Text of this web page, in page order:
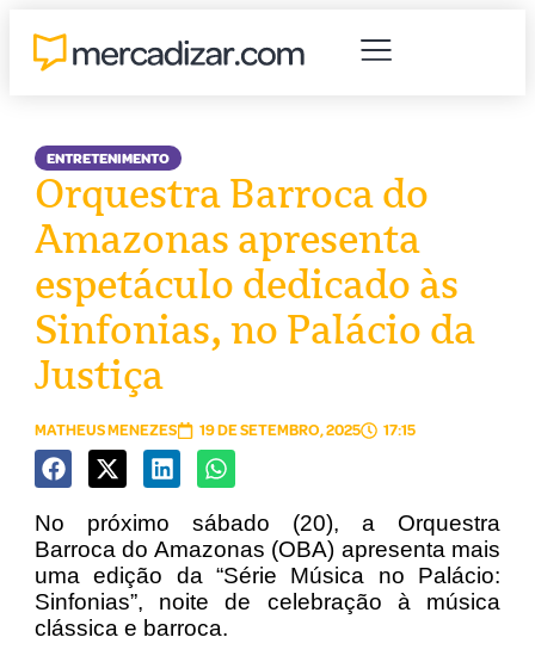
ENTRETENIMENTO
Orquestra Barroca do
Amazonas apresenta
espetáculo dedicado às
Sinfonias, no Palácio da
Justiça
MATHEUS MENEZES 19 DE SETEMBRO, 2025 17:15
No próximo sábado (20), a Orquestra
Barroca do Amazonas (OBA) apresenta mais
uma edição da “Série Música no Palácio:
Sinfonias”, noite de celebração à música
clássica e barroca.